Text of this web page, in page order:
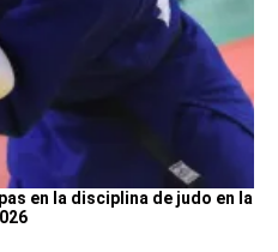
en la disciplina de judo en la